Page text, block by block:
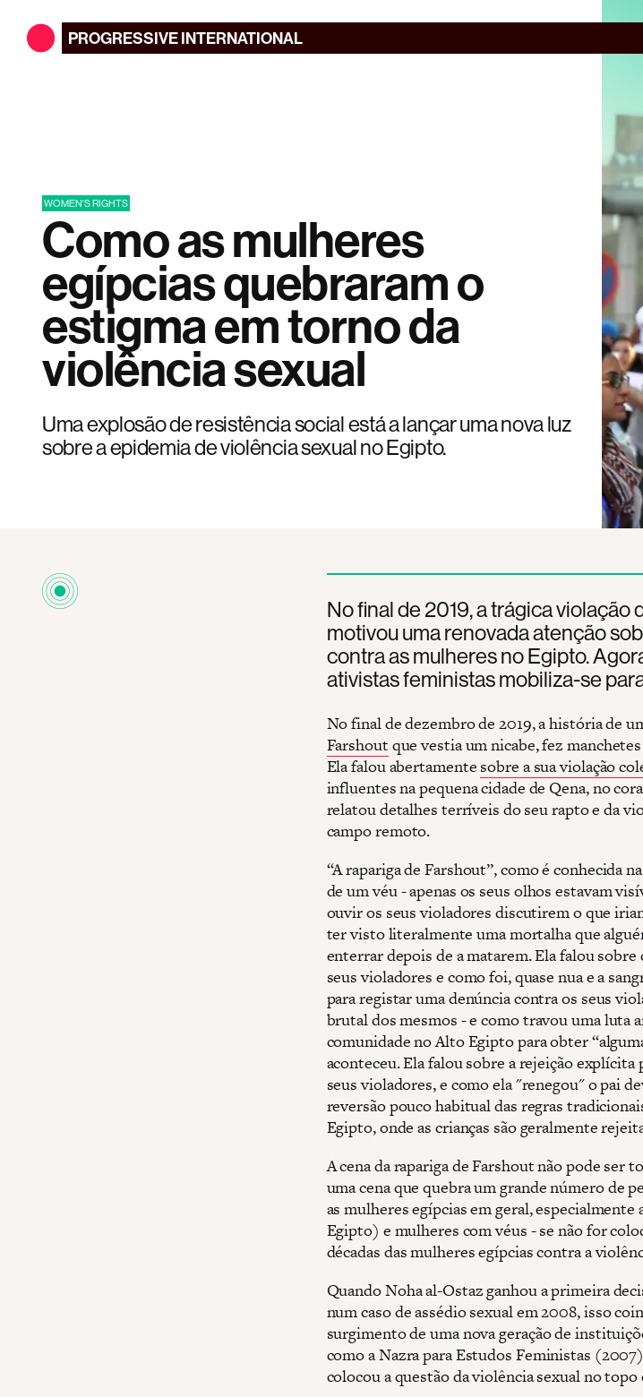
PROGRESSIVEINTERNATIONAL
WOMEN'S RIGHTS
Como as mulheres
egípcias quebraram o
estigma em torno da
violência sexual
Uma explosão de resistência social está a lançar uma nova luz
sobre a epidemia de violência sexual no Egipto.
No final de 2019, a trágica violação
motivou uma renovada atenção
contra as mulheres no Egipto.
ativistas feministas mobiliza-se
No final de dezembro de 2019, a história de
Farshout que vestia um nicabe, fez
Ela falou abertamente sobre a sua violação
influentes na pequena cidade de Qena, no
relatou detalhes terríveis do seu rapto e da
campo remoto.
“A rapariga de Farshout”, como é conhecida
de um véu - apenas os seus olhos estavam
ouvir os seus violadores discutirem o que
ter visto literalmente uma mortalha que
enterrar depois de a matarem. Ela falou sobre
seus violadores e como foi, quase nua e a
para registar uma denúncia contra os seus
brutal dos mesmos - e como travou uma luta
comunidade no Alto Egipto para obter
aconteceu. Ela falou sobre a rejeição explícita
seus violadores, e como ela "renegou" o pai
reversão pouco habitual das regras
Egipto, onde as crianças são geralmente
A cena da rapariga de Farshout não pode ser
uma cena que quebra um grande número de
as mulheres egípcias em geral,
Egipto) e mulheres com véus - se não for
décadas das mulheres egípcias contra a
Quando Noha al-Ostaz ganhou a primeira
num caso de assédio sexual em 2008, isso
surgimento de uma nova geração de
como a Nazra para Estudos Feministas
colocou a questão da violência sexual no topo